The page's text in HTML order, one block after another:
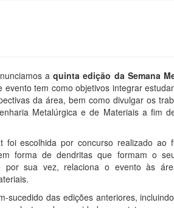
aquinta edição da Semana
evento tem como objetivos integrar
da área, bem como divulgar os
Metalúrgica e de Materiais a fim
foi escolhida por concurso realizado
forma de dendritas que formam o
por sua vez, relaciona o evento às
sucedido das edições anteriores,